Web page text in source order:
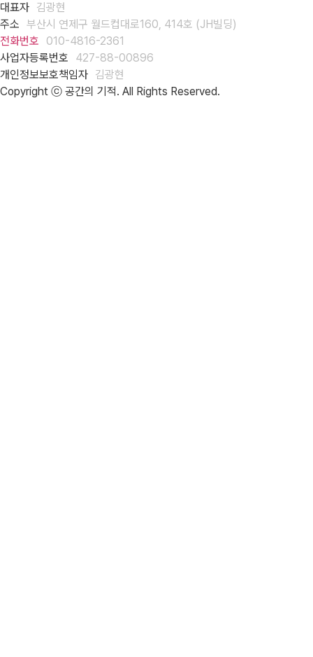
대표자 김광현
주소 부산시 연제구 월드컵대로160, 414호 (JH빌딩)
전화번호
010-4816-2361
사업자등록번호
427-88-00896
개인정보보호책임자 김광현
Copyright ⓒ 공간의 기적. All Rights Reserved.